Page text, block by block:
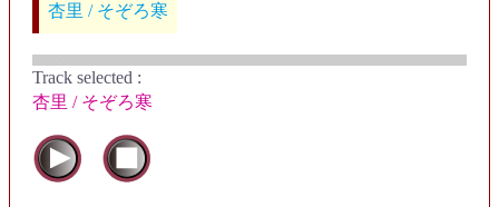
杏里 / そぞろ寒
Track selected :
杏里 / そぞろ寒